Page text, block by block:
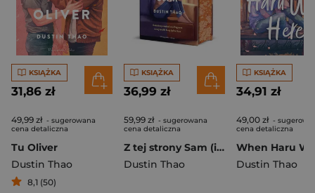
KSIĄŻKA
31,86 zł
49,99 zł - sugerowana
cena detaliczna
Tu Oliver
Dustin Thao
8,1 (50)
KSIĄŻKA
36,99 zł
59,99 zł - sugerowana
cena detaliczna
Z tej strony Sam (ilustrowane brzegi)
Dustin Thao
KSIĄŻKA
34,91 zł
49,00 zł -
cena detaliczna
Dustin Thao